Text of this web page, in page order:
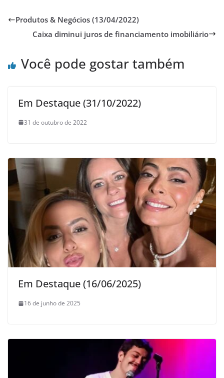
Produtos & Negócios (13/04/2022)
Caixa diminui juros de financiamento imobiliário
Você pode gostar também
Em Destaque (31/10/2022)
31 de outubro de 2022
Em Destaque (16/06/2025)
16 de junho de 2025